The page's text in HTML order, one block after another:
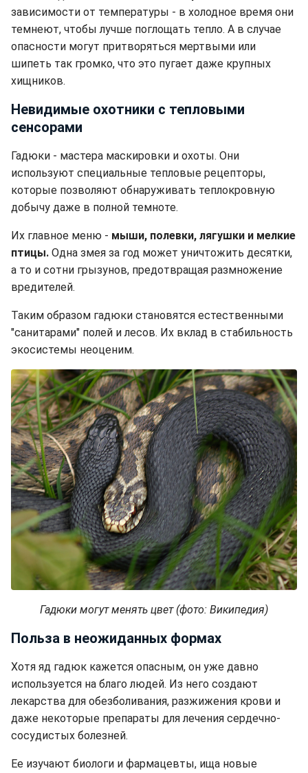
зависимости от температуры - в холодное время они
темнеют, чтобы лучше поглощать тепло. А в случае
опасности могут притворяться мертвыми или
шипеть так громко, что это пугает даже крупных
хищников.
Невидимые охотники с тепловыми
сенсорами
Гадюки - мастера маскировки и охоты. Они
используют специальные тепловые рецепторы,
которые позволяют обнаруживать теплокровную
добычу даже в полной темноте.
Их главное меню - мыши, полевки, лягушки и мелкие
птицы. Одна змея за год может уничтожить десятки,
а то и сотни грызунов, предотвращая размножение
вредителей.
Таким образом гадюки становятся естественными
"санитарами" полей и лесов. Их вклад в стабильность
экосистемы неоценим.
Гадюки могут менять цвет (фото: Википедия)
Польза в неожиданных формах
Хотя яд гадюк кажется опасным, он уже давно
используется на благо людей. Из него создают
лекарства для обезболивания, разжижения крови и
даже некоторые препараты для лечения сердечно-
сосудистых болезней.
Ее изучают биологи и фармацевты, ища новые